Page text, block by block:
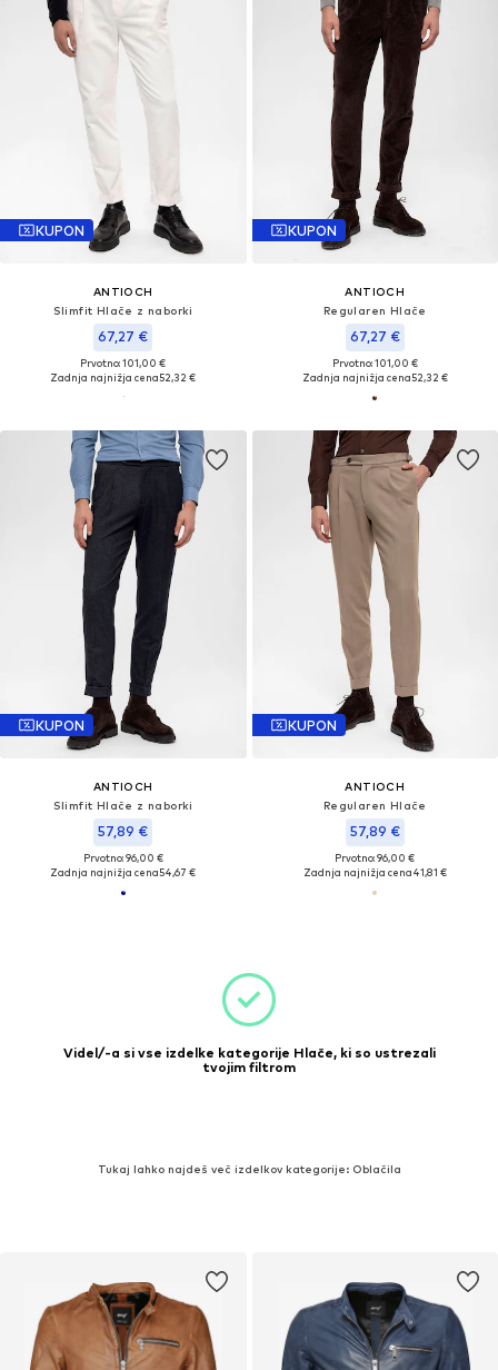
KUPON
ANTIOCH
Slimfit Hlače z naborki
67,27 €
Prvotno: 101,00 €
Zadnja najnižja cena52,32 €
KUPON
ANTIOCH
Regularen Hlače
67,27 €
Prvotno: 101,00 €
Zadnja najnižja cena52,32 €
KUPON
ANTIOCH
Slimfit Hlače z naborki
57,89 €
Prvotno: 96,00 €
Zadnja najnižja cena54,67 €
KUPON
ANTIOCH
Regularen Hlače
57,89 €
Prvotno: 96,00 €
Zadnja najnižja cena41,81 €
Videl/-a si vse izdelke kategorije Hlače, ki so ustrezali
tvojim filtrom
Tukaj lahko najdeš več izdelkov kategorije: Oblačila